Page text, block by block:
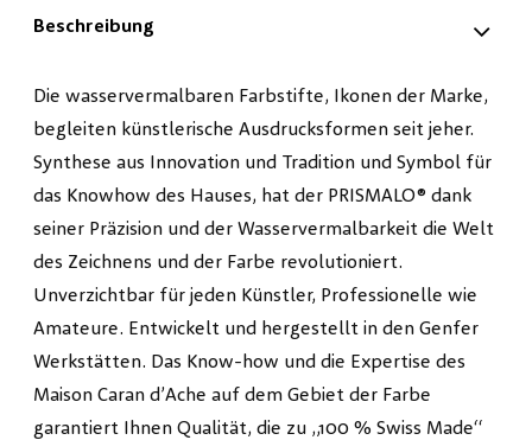
Beschreibung
Die wasservermalbaren Farbstifte, Ikonen der Marke,
begleiten künstlerische Ausdrucksformen seit jeher.
Synthese aus Innovation und Tradition und Symbol für
das Knowhow des Hauses, hat der PRISMALO® dank
seiner Präzision und der Wasservermalbarkeit die Welt
des Zeichnens und der Farbe revolutioniert.
Unverzichtbar für jeden Künstler, Professionelle wie
Amateure. Entwickelt und hergestellt in den Genfer
Werkstätten. Das Know-how und die Expertise des
Maison Caran d’Ache auf dem Gebiet der Farbe
garantiert Ihnen Qualität, die zu „100 % Swiss Made“